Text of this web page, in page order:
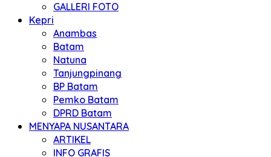
GALLERI FOTO
Kepri
Anambas
Batam
Natuna
Tanjungpinang
BP Batam
Pemko Batam
DPRD Batam
MENYAPA NUSANTARA
ARTIKEL
INFO GRAFIS